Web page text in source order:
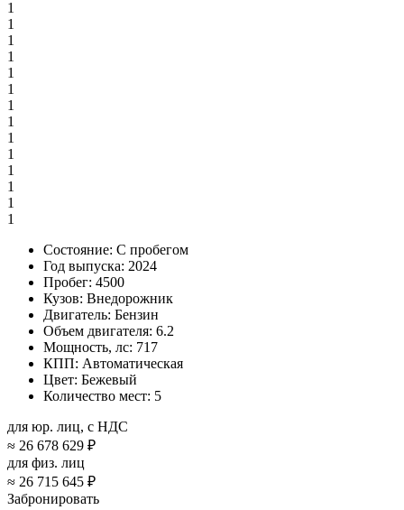
1
1
1
1
1
1
1
1
1
1
1
1
1
1
Состояние: С пробегом
Год выпуска: 2024
Пробег: 4500
Кузов: Внедорожник
Двигатель: Бензин
Объем двигателя: 6.2
Мощность, лс: 717
КПП: Автоматическая
Цвет: Бежевый
Количество мест: 5
для юр. лиц, с НДС
≈ 26 678 629 ₽
для физ. лиц
≈ 26 715 645 ₽
Забронировать